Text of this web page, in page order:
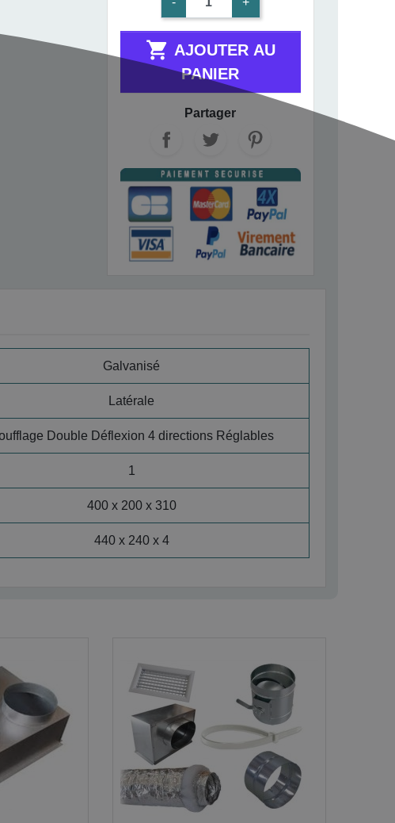

PANIER
Partager
Galvanisé
Latérale
Double Déflexion 4 directions Réglables
1
400 x 200 x 310
440 x 240 x 4